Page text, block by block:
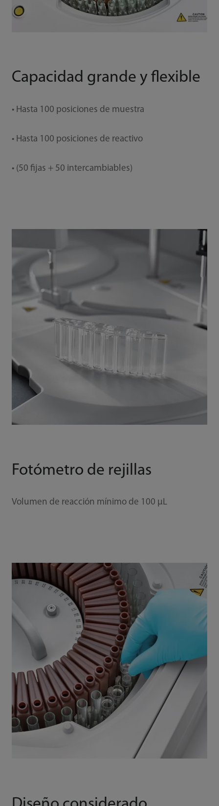
Capacidad grande y flexible
• Hasta 100 posiciones de muestra
• Hasta 100 posiciones de reactivo
• (50 fijas + 50 intercambiables)
Fotómetro de rejillas
Volumen de reacción mínimo de 100 μL